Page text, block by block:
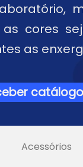
cores
as
catálogo
Acessórios